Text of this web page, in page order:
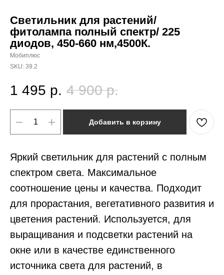
Светильник для растений/
фитолампа полный спектр/ 225
диодов, 450-660 нм,4500К.
Мобиплюс
SKU: 39.2
1 495 р. 4 900 р.
Добавить в корзину
Яркий светильник для растений с полным
спектром света. Максимальное
соотношение цены и качества. Подходит
для прорастания, вегетативного развития и
цветения растений. Используется, для
выращивания и подсветки растений на
окне или в качестве единственного
источника света для растений, в